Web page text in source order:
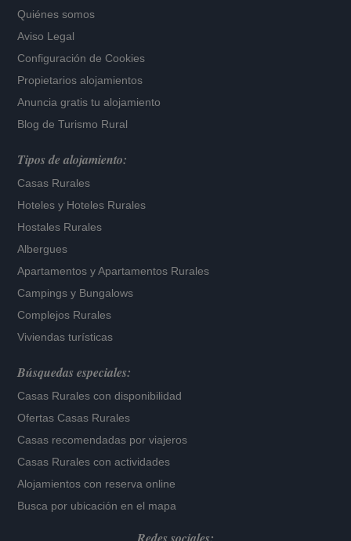
Quiénes somos
Aviso Legal
Configuración de Cookies
Propietarios alojamientos
Anuncia gratis tu alojamiento
Blog de Turismo Rural
Tipos de alojamiento:
Casas Rurales
Hoteles y Hoteles Rurales
Hostales Rurales
Albergues
Apartamentos yApartamentos Rurales
Campings y Bungalows
Complejos Rurales
Viviendas turísticas
Búsquedas especiales:
Casas Rurales con disponibilidad
Ofertas Casas Rurales
Casas recomendadas por viajeros
Casas Rurales con actividades
Alojamientos con reserva online
Busca por ubicación en el mapa